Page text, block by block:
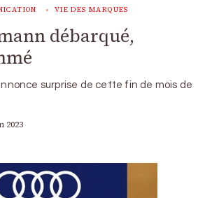
VIE DES MARQUES
débarqué,
surprise de cette fin de mois de
2023